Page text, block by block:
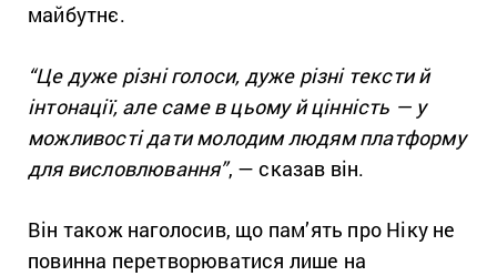
майбутнє.
“Це дуже різні голоси, дуже різні тексти й
інтонації, але саме в цьому й цінність — у
можливості дати молодим людям платформу
для висловлювання”, — сказав він.
Він також наголосив, що пам’ять про Ніку не
повинна перетворюватися лише на